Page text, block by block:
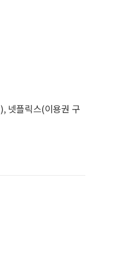
넷플릭스(이용권 구